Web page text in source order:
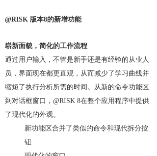
@RISK 版本8的新增功能
崭新面貌，简化的工作流程
通过用户输入，不管是新手还是有经验的从业人
员，界面现在都更直观，从而减少了学习曲线并
缩短了执行分析所需的时间。从新的命令功能区
到对话框窗口，@RISK 8在整个应用程序中提供
了现代化的外观。
新功能区合并了类似的命令和现代拆分按
钮